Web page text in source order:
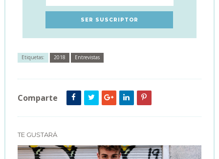
Etiquetas: 2018 Entrevistas
Comparte
TE GUSTARÁ